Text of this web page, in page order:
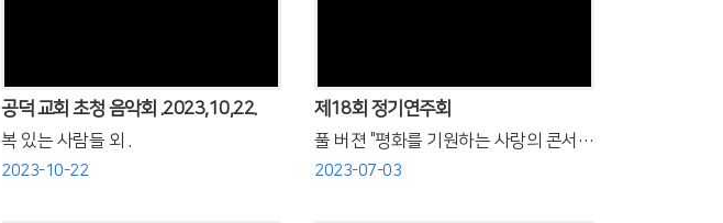
공덕 교회 초청 음악회 .2023,10,22.
복 있는 사람들 외 .
2023-10-22
제18회 정기연주회
풀 버젼 "평화를 기원하는 사랑의 콘서트"
2023-07-03